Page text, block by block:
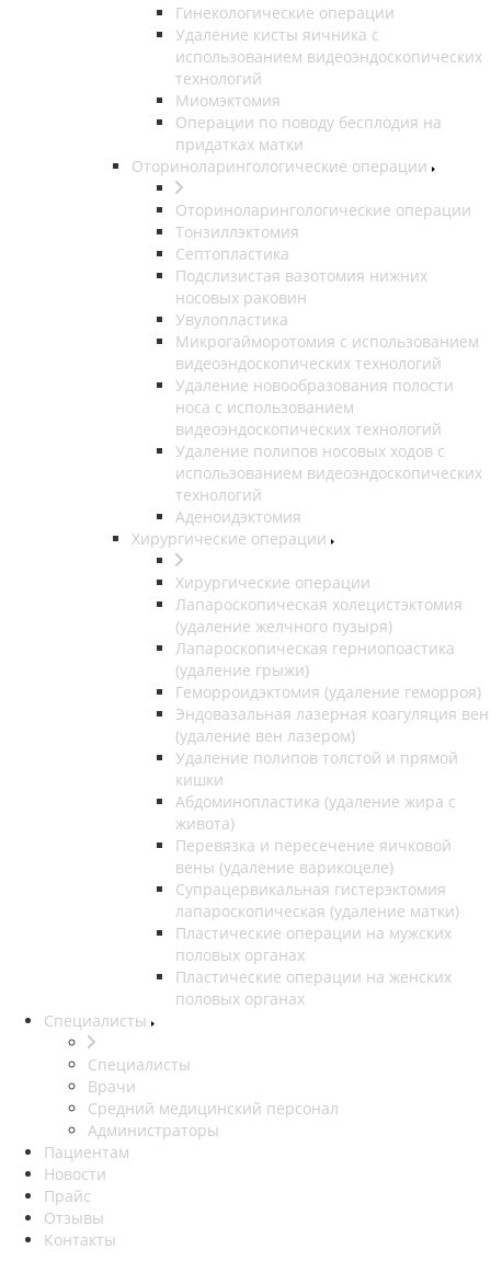
Гинекологические операции
Удаление кисты яичника с
использованием видеоэндоскопических
технологий
Миомэктомия
Операции по поводу бесплодия на
придатках матки
Оториноларингологические операции
Оториноларингологические операции
Тонзиллэктомия
Септопластика
Подслизистая вазотомия нижних
носовых раковин
Увулопластика
Микрогайморотомия с использованием
видеоэндоскопических технологий
Удаление новообразования полости
носа с использованием
видеоэндоскопических технологий
Удаление полипов носовых ходов с
использованием видеоэндоскопических
технологий
Аденоидэктомия
Хирургические операции
Хирургические операции
Лапароскопическая холецистэктомия
(удаление желчного пузыря)
Лапароскопическая герниопоастика
(удаление грыжи)
Геморроидэктомия (удаление геморроя)
Эндовазальная лазерная коагуляция вен
(удаление вен лазером)
Удаление полипов толстой и прямой
кишки
Абдоминопластика (удаление жира с
живота)
Перевязка и пересечение яичковой
вены (удаление варикоцеле)
Супрацервикальная гистерэктомия
лапароскопическая (удаление матки)
Пластические операции на мужских
половых органах
Пластические операции на женских
половых органах
Специалисты
Специалисты
Врачи
Средний медицинский персонал
Администраторы
Пациентам
Новости
Прайс
Отзывы
Контакты